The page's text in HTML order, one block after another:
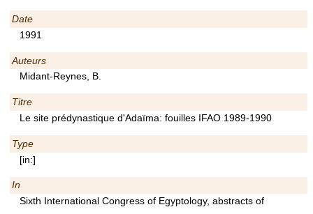
Date
1991
Auteurs
Midant-Reynes, B.
Titre
Le site prédynastique d'Adaïma: fouilles IFAO 1989-1990
Type
[in:]
In
Sixth International Congress of Egyptology, abstracts of